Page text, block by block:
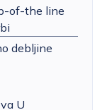
of-the line
debljine
U